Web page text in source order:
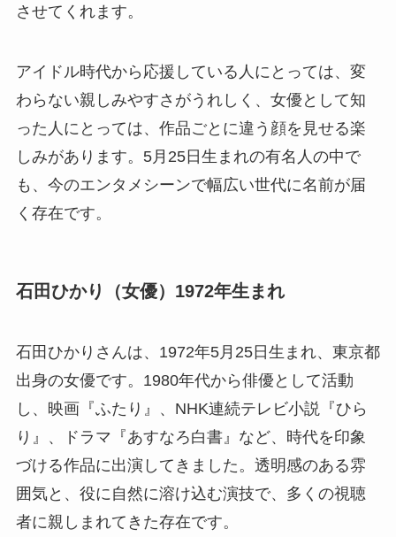
させてくれます。
アイドル時代から応援している人にとっては、変
わらない親しみやすさがうれしく、女優として知
った人にとっては、作品ごとに違う顔を見せる楽
しみがあります。5月25日生まれの有名人の中で
も、今のエンタメシーンで幅広い世代に名前が届
く存在です。
石田ひかり（女優）1972年生まれ
石田ひかりさんは、1972年5月25日生まれ、東京都
出身の女優です。1980年代から俳優として活動
し、映画『ふたり』、NHK連続テレビ小説『ひら
り』、ドラマ『あすなろ白書』など、時代を印象
づける作品に出演してきました。透明感のある雰
囲気と、役に自然に溶け込む演技で、多くの視聴
者に親しまれてきた存在です。